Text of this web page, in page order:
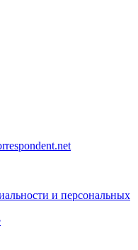
и персональных